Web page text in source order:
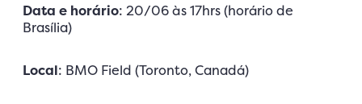
Data e horário: 20/06 às 17hrs (horário de
Brasília)
Local: BMO Field (Toronto, Canadá)